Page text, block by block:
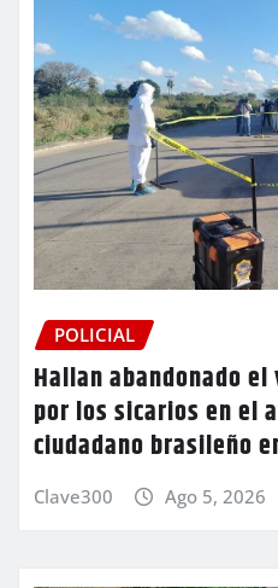
POLICIAL
Hallan abandonado
por los sicarios en el
ciudadano brasileño
Clave300 Ago 5, 2026